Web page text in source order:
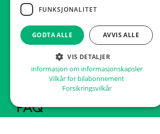
Footer
Hjem
FAQ
FUNKSJONALITET
GODTA ALLE AVVIS ALLE
VIS DETALJER
informasjon om informasjonskapsler
Vilkår for bilabonnement
Forsikringsvilkår